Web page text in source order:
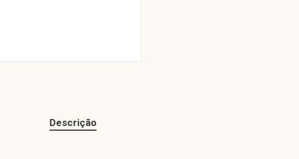
Descrição